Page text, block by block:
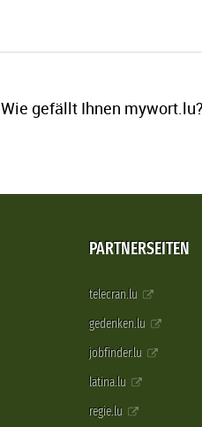
Wie gefällt Ihnen
PARTNERSEITEN
telecran.lu
gedenken.lu
jobfinder.lu
latina.lu
regie.lu